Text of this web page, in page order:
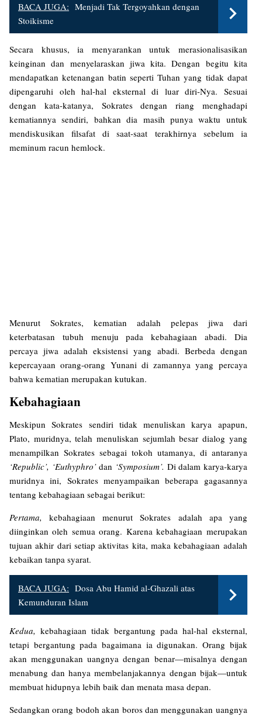
BACA JUGA: Menjadi Tak Tergoyahkan dengan
Stoikisme
Secara khusus, ia menyarankan untuk merasionalisasikan
keinginan dan menyelaraskan jiwa kita. Dengan begitu kita
mendapatkan ketenangan batin seperti Tuhan yang tidak dapat
dipengaruhi oleh hal-hal eksternal di luar diri-Nya. Sesuai
dengan kata-katanya, Sokrates dengan riang menghadapi
kematiannya sendiri, bahkan dia masih punya waktu untuk
mendiskusikan filsafat di saat-saat terakhirnya sebelum ia
meminum racun hemlock.
Menurut Sokrates, kematian adalah pelepas jiwa dari
keterbatasan tubuh menuju pada kebahagiaan abadi. Dia
percaya jiwa adalah eksistensi yang abadi. Berbeda dengan
kepercayaan orang-orang Yunani di zamannya yang percaya
bahwa kematian merupakan kutukan.
Kebahagiaan
Meskipun Sokrates sendiri tidak menuliskan karya apapun,
Plato, muridnya, telah menuliskan sejumlah besar dialog yang
menampilkan Sokrates sebagai tokoh utamanya, di antaranya
‘Republic’, ‘Euthyphro’dan ‘Symposium’. Di dalam karya-karya
muridnya ini, Sokrates menyampaikan beberapa gagasannya
tentang kebahagiaan sebagai berikut:
Pertama,kebahagiaan menurut Sokrates adalah apa yang
diinginkan oleh semua orang. Karena kebahagiaan merupakan
tujuan akhir dari setiap aktivitas kita, maka kebahagiaan adalah
kebaikan tanpa syarat.
BACA JUGA: Dosa Abu Hamid al-Ghazali atas
Kemunduran Islam
Kedua, kebahagiaan tidak bergantung pada hal-hal eksternal,
tetapi bergantung pada bagaimana ia digunakan. Orang bijak
akan menggunakan uangnya dengan benar—misalnya dengan
menabung dan hanya membelanjakannya dengan bijak—untuk
membuat hidupnya lebih baik dan menata masa depan.
Sedangkan orang bodoh akan boros dan menggunakan uangnya